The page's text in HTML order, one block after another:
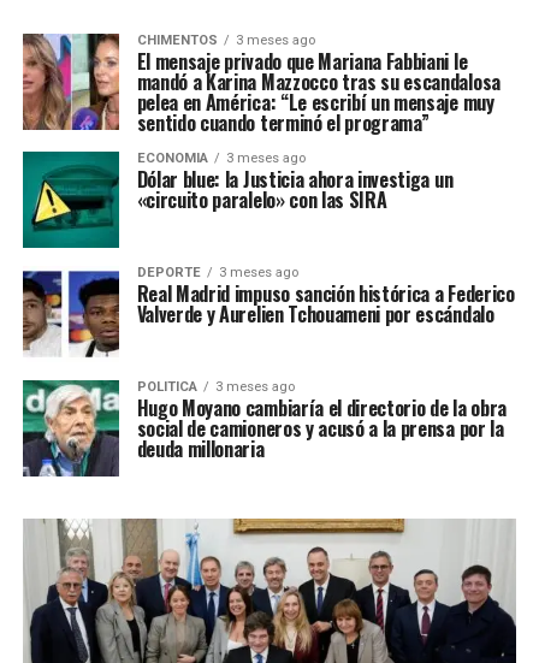
CHIMENTOS 3 meses ago
El mensaje privado que Mariana Fabbiani le
mandó a Karina Mazzocco tras su escandalosa
pelea en América: “Le escribí un mensaje muy
sentido cuando terminó el programa”
ECONOMIA 3 meses ago
Dólar blue: la Justicia ahora investiga un
«circuito paralelo» con las SIRA
DEPORTE 3 meses ago
Real Madrid impuso sanción histórica a Federico
Valverde y Aurelien Tchouameni por escándalo
POLITICA 3 meses ago
Hugo Moyano cambiaría el directorio de la obra
social de camioneros y acusó a la prensa por la
deuda millonaria